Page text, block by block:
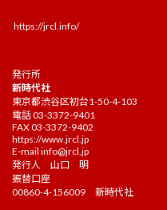
https://jrcl.info/
発行所
新時代社
東京都渋谷区初台1-50-4-103
電話 03-3372-9401
FAX 03-3372-9402
https://www.jrcl.jp
E-mail info@jrcl.jp
発行人 山口 明
振替口座
00860-4-156009 新時代社